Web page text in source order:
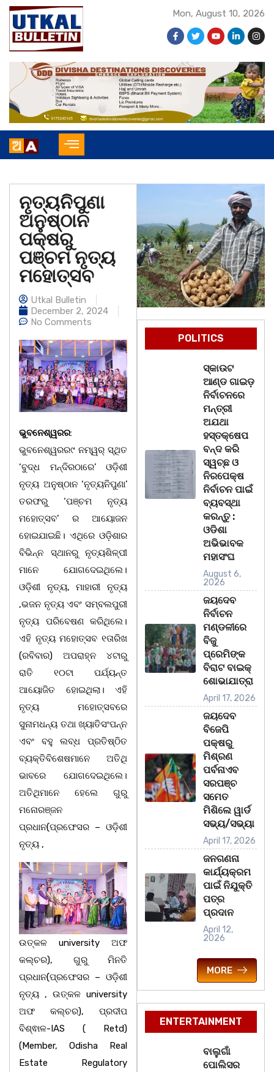
Mon, August 10, 2026
ନୃତ୍ୟନିପୁଣା
ଅନୁଷ୍ଠାନ
ପକ୍ଷରୁ
ପଞ୍ଚମ ନୃତ୍ୟ
ମହୋତ୍ସବ
Utkal Bulletin
December 2, 2024
No Comments
ଭୁବନେଶ୍ୱରର:
ଭୁବନେଶ୍ୱରର୯ ନମ୍ୱର୍ ସ୍ଥିତ
‘ବୁଦ୍ଧ ମନ୍ଦିରଠାରେ’ ଓଡ଼ିଶୀ
ନୃତ୍ୟ ଅନୁଷ୍ଠାନ ‘ନୃତ୍ୟନିପୁଣା’
ତରଫରୁ ‘ପଞ୍ଚମ ନୃତ୍ୟ
ମହୋତ୍ସବ’ ର ଆୟୋଜନ
ହୋଇଯାଇଛି। ଏଥିରେ ଓଡ଼ିଶାର
ବିଭିନ୍ନ ସ୍ଥାନରୁ ନୃତ୍ୟଶିଳ୍ପୀ
ମାନେ ଯୋଗଦେଇଥିଲେ।
ଓଡ଼ିଶୀ ନୃତ୍ୟ, ମାହାରୀ ନୃତ୍ୟ
,ଭଜନ ନୃତ୍ୟ ଏବଂ ସମ୍ବଲପୁରୀ
ନୃତ୍ୟ ପରିବେଷଣ କରିଥିଲେ।
ଏହି ନୃତ୍ୟ ମହୋତ୍ସବ ୧ତାରିଖ
(ରବିବାର) ଅପରାହ୍ନ ୪ଟାରୁ
ରାତି ୧୦ଟା ପର୍ଯ୍ୟନ୍ତ
ଆୟୋଜିତ ହୋଇଥିଲା। ଏହି
ନୃତ୍ୟ ମହୋତ୍ସବରେ
ସୁନାମଧନ୍ୟ ତଥା ଖ୍ୟାତିସଂପନ୍ନ
ଏବଂ ବହୁ ଲବ୍ଧ ପ୍ରତିଷ୍ଠିତ
ବ୍ୟକ୍ତିବିଶେଷମାନେ ଅତିଥି
ଭାବରେ ଯୋଗଦେଇଥିଲେ।
ଅତିଥିମାନେ ହେଲେ ଗୁରୁ
ମନୋରଞ୍ଜନ
ପ୍ରଧାନ(ପ୍ରଫେସର – ଓଡ଼ିଶୀ
ନୃତ୍ୟ ,
ଉତ୍କଳ university ଅଫ
କଲ୍ଚର), ଗୁରୁ ମିନତି
ପ୍ରଧାନ(ପ୍ରଫେସର – ଓଡ଼ିଶୀ
ନୃତ୍ୟ , ଉତ୍କଳ university
ଅଫ କଲ୍ଚର), ପ୍ରଦୀପ
ବିଶ୍ଵାଳ-IAS ( Retd)
(Member, Odisha Real
Estate Regulatory
POLITICS
ସ୍କାଉଟ
ଆଣ୍ଡ ଗାଇଡ଼
ନିର୍ବାଚନରେ
ମନ୍ତ୍ରୀ
ଅଯଥା
ହସ୍ତକ୍ଷେପ
ବନ୍ଦ କରି
ସ୍ୱଚ୍ଛ ଓ
ନିରପେକ୍ଷ
ନିର୍ବାଚନ ପାଇଁ
ବ୍ୟବସ୍ଥା
କରନ୍ତୁ :
ଓଡିଶା
ଅଭିଭାବକ
ମହାସଂଘ
August 6,
2026
ଜୟଦେବ
ନିର୍ବାଚନ
ମଣ୍ଡଳୀରେ
ବିଜୁ
ପ୍ରେମିଙ୍କ
ବିରାଟ ବାଇକ୍
ଶୋଭାଯାତ୍ରା
April 17, 2026
ଜୟଦେବ
ବିଜେପି
ପକ୍ଷରୁ
ମିଶ୍ରଣ
ପର୍ବନାଏବ
ସରପଞ୍ଚ
ସମେତ
ମିଶିଲେ ୱାର୍ଡ
ସଭ୍ୟ/ସଭ୍ୟା
April 17, 2026
ଜନଗଣନା
କାର୍ଯ୍ୟକ୍ରମ
ପାଇଁ ନିଯୁକ୍ତି
ପତ୍ର
ପ୍ରଦାନ
April 12,
2026
MORE
ENTERTAINMENT
ବାଲୁଗାଁ
ପୋଲିସର